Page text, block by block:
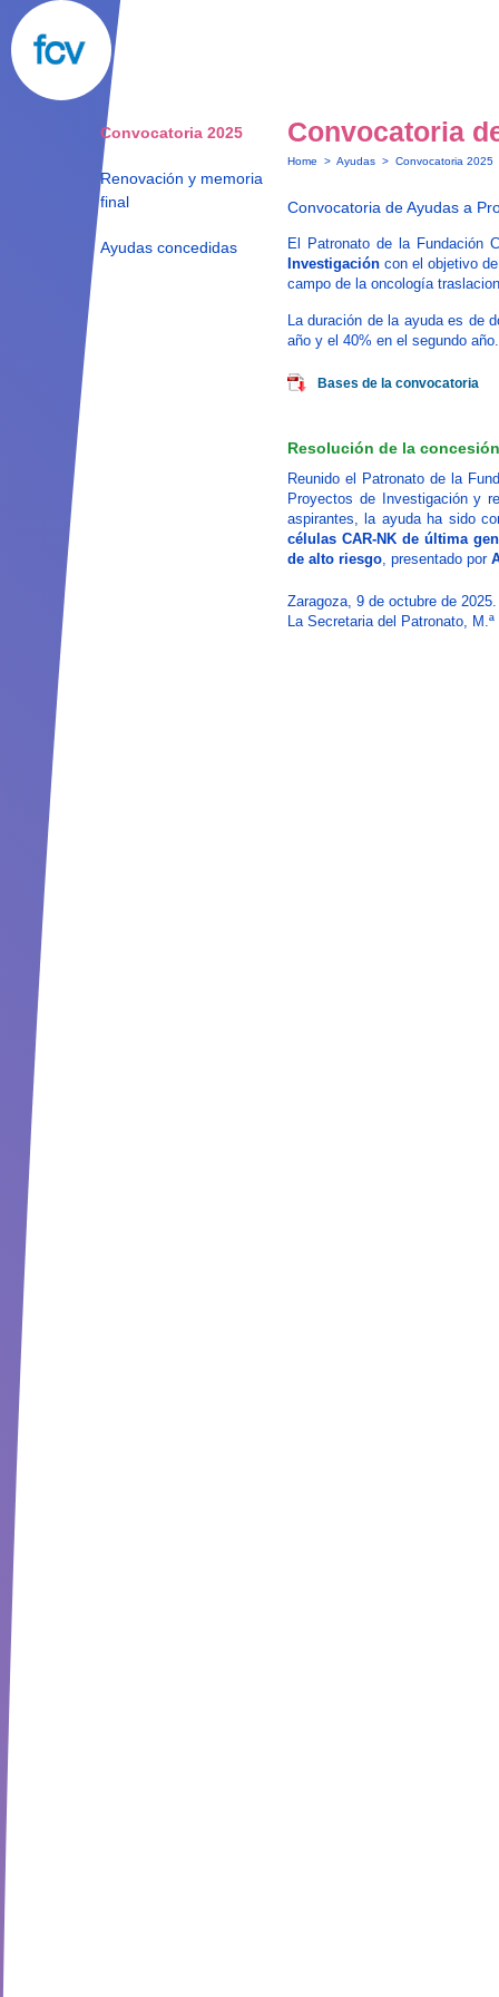
Convocatoria 2025
Renovación y memoria
final
Ayudas concedidas
Convocatoria
Home > Ayudas > Convocatoria 2025
Convocatoria de Ayudas a
El Patronato de la Fundación
Investigación con el objetivo
campo de la oncología
La duración de la ayuda es de
año y el 40% en el segundo año.
Bases de la convocatoria
Resolución de la concesión
Reunido el Patronato de la
Proyectos de Investigación y
aspirantes, la ayuda ha sido
células CAR-NK de última
de alto riesgo, presentado por
Zaragoza, 9 de octubre de 2025.
La Secretaria del Patronato,